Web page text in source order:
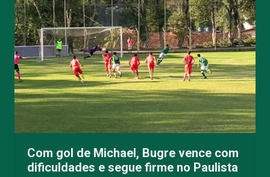
Com gol de Michael, Bugre vence com
dificuldades e segue firme no Paulista